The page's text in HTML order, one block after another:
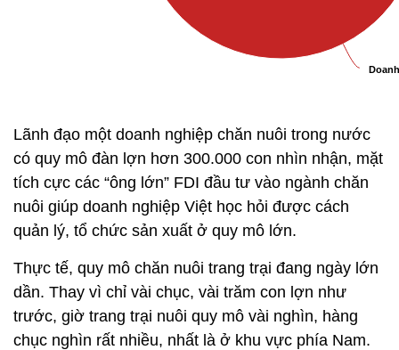
Lãnh đạo một doanh nghiệp chăn nuôi trong nước
có quy mô đàn lợn hơn 300.000 con nhìn nhận, mặt
tích cực các “ông lớn” FDI đầu tư vào ngành chăn
nuôi giúp doanh nghiệp Việt học hỏi được cách
quản lý, tổ chức sản xuất ở quy mô lớn.
Thực tế, quy mô chăn nuôi trang trại đang ngày lớn
dần. Thay vì chỉ vài chục, vài trăm con lợn như
trước, giờ trang trại nuôi quy mô vài nghìn, hàng
chục nghìn rất nhiều, nhất là ở khu vực phía Nam.